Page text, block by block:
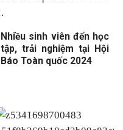
Nhiều sinh viên đến học
tập, trải nghiệm tại Hội
Báo Toàn quốc 2024